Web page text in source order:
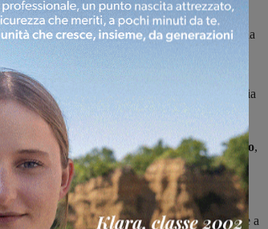
e ipotecato il passaggio del turno, la
a Sieve nella sua tana
gara di andata del primo turno della Coppa Italia
è terminato 2-0,
con la squadra di
del turno, anche se c'è ancora da giocare il 4
degli arancioverdi sono arrivateuna per tempo,
mentre gli amaranto non sono mai stati
in Coppa della Rignanese,che grazie a